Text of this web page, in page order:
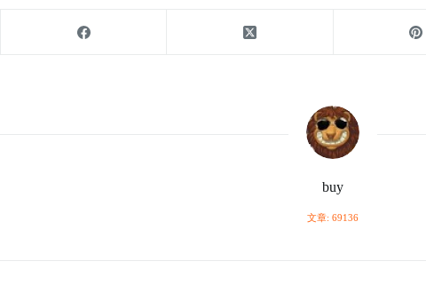
buy
文章: 69136